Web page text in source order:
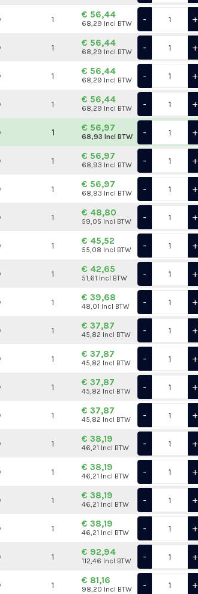
1 € 56,44
68,29 Incl BTW - +
1 € 56,44
68,29 Incl BTW - +
1 € 56,44
68,29 Incl BTW - +
1 € 56,44
68,29 Incl BTW - +
1 € 56,97
68,93 Incl BTW - +
1 € 56,97
68,93 Incl BTW - +
1 € 56,97
68,93 Incl BTW - +
1 € 48,80
59,05 Incl BTW - +
1 € 45,52
55,08 Incl BTW - +
1 € 42,65
51,61 Incl BTW - +
1 € 39,68
48,01 Incl BTW - +
1 € 37,87
45,82 Incl BTW - +
1 € 37,87
45,82 Incl BTW - +
1 € 37,87
45,82 Incl BTW - +
1 € 37,87
45,82 Incl BTW - +
1 € 38,19
46,21 Incl BTW - +
1 € 38,19
46,21 Incl BTW - +
1 € 38,19
46,21 Incl BTW - +
1 € 38,19
46,21 Incl BTW - +
1 € 92,94
112,46 Incl BTW - +
1 € 81,16
98,20 Incl BTW - +